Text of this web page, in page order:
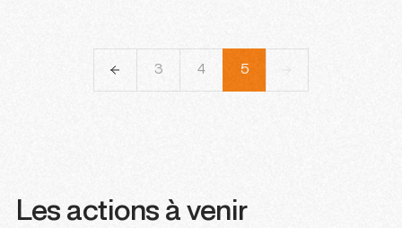
2 3 4 5
Les actions à venir